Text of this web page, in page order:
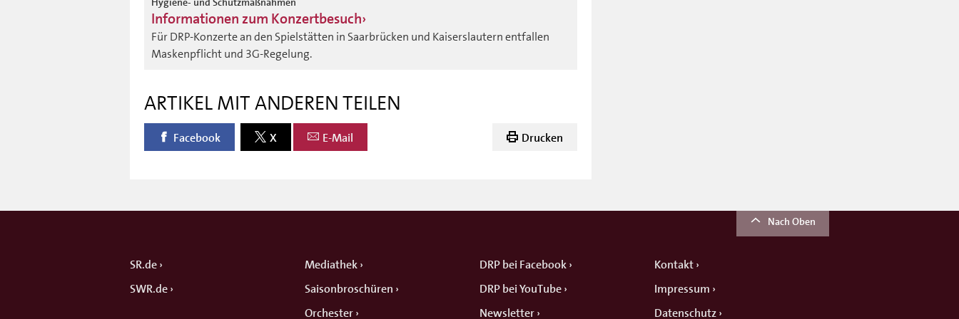
Informationen zum Konzertbesuch
Für DRP-Konzerte an den Spielstätten in Saarbrücken und Kaiserslautern entfallen
Maskenpflicht und 3G-Regelung.
ARTIKEL MIT ANDEREN TEILEN
Facebook X E-Mail Drucken
Nach Oben
SR.de
SWR.de
Mediathek
Saisonbroschüren
Orchester
DRP bei Facebook
DRP bei YouTube
Newsletter
Kontakt
Impressum
Datenschutz